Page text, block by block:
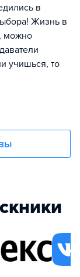
в
Жизнь в
можно
учишься, то